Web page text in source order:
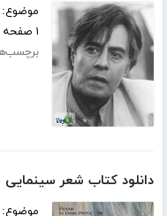
۱ صفحه
دانلود کتاب شعر سینمایی